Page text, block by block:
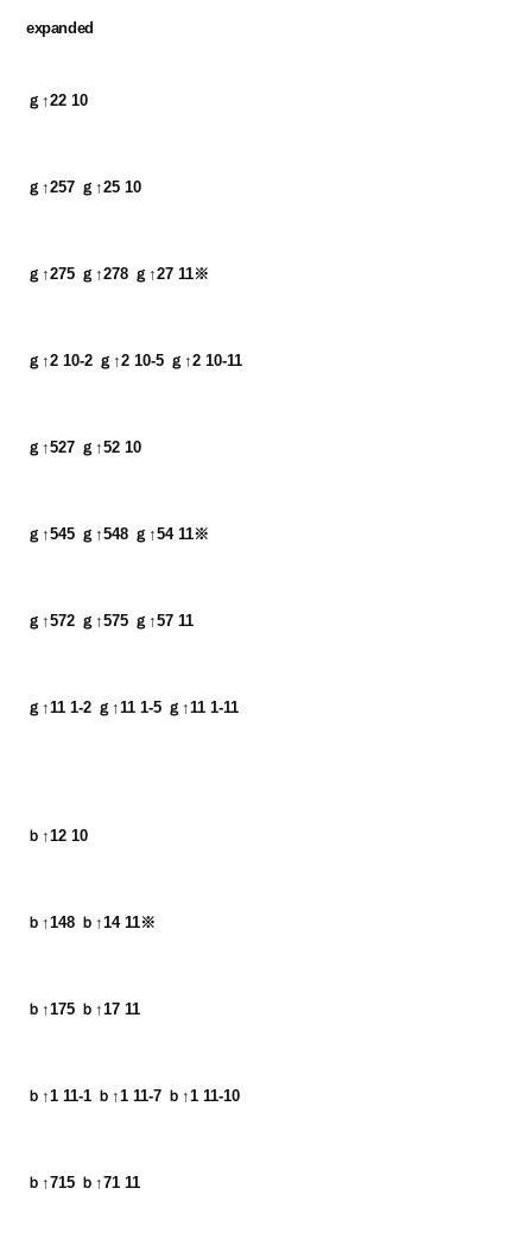
expanded
ｇ↑22 10
ｇ↑257 ｇ↑25 10
ｇ↑275 ｇ↑278 ｇ↑27 11※
ｇ↑2 10-2 ｇ↑2 10-5 ｇ↑2 10-11
ｇ↑527 ｇ↑52 10
ｇ↑545 ｇ↑548 ｇ↑54 11※
ｇ↑572 ｇ↑575 ｇ↑57 11
ｇ↑11 1-2 ｇ↑11 1-5 ｇ↑11 1-11
ｂ↑12 10
ｂ↑148 ｂ↑14 11※
ｂ↑175 ｂ↑17 11
ｂ↑1 11-1 ｂ↑1 11-7 ｂ↑1 11-10
ｂ↑715 ｂ↑71 11